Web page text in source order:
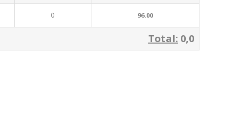
0 96.00
Total: 0,0